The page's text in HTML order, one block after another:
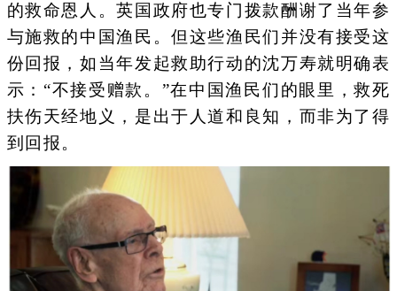
的救命恩人。英国政府也专门拨款酬谢了当年参
与施救的中国渔民。但这些渔民们并没有接受这
份回报，如当年发起救助行动的沈万寿就明确表
示：“不接受赠款。”在中国渔民们的眼里，救死
扶伤天经地义，是出于人道和良知，而非为了得
到回报。